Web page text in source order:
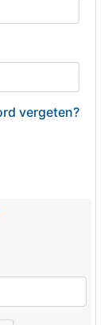
vergeten?